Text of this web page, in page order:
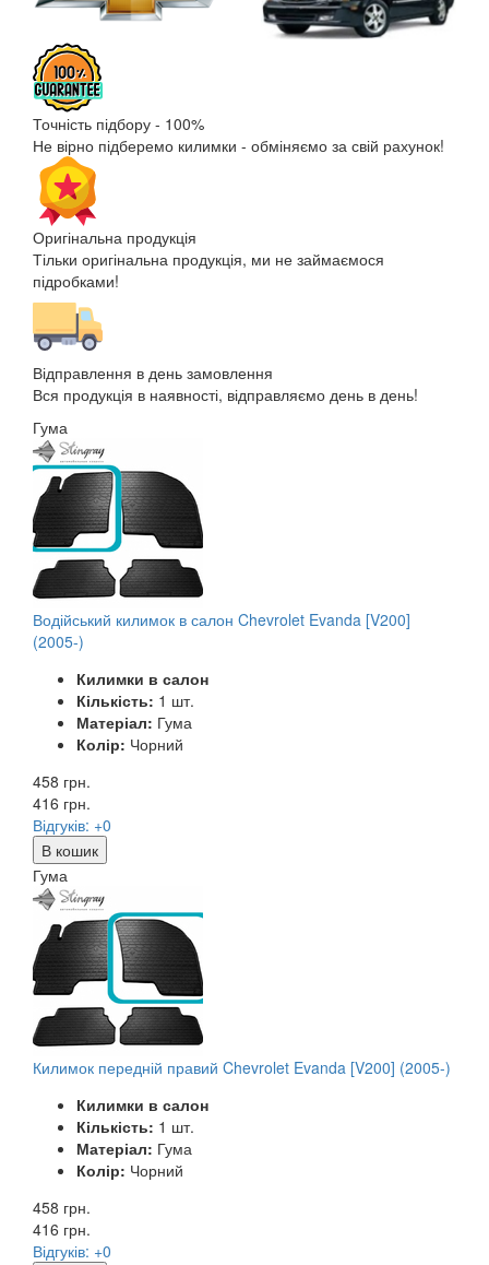
Точність підбору - 100%
Не вірно підберемо килимки - обміняємо за свій рахунок!
Оригінальна продукція
Тільки оригінальна продукція, ми не займаємося
підробками!
Відправлення в день замовлення
Вся продукція в наявності, відправляємо день в день!
Гума
Водійський килимок в салон Chevrolet Evanda [V200]
(2005-)
Килимки в салон
Кількість: 1 шт.
Матеріал: Гума
Колір: Чорний
458 грн.
416 грн.
Відгуків: +0
В кошик
Гума
Килимок передній правий Chevrolet Evanda [V200] (2005-)
Килимки в салон
Кількість: 1 шт.
Матеріал: Гума
Колір: Чорний
458 грн.
416 грн.
Відгуків: +0